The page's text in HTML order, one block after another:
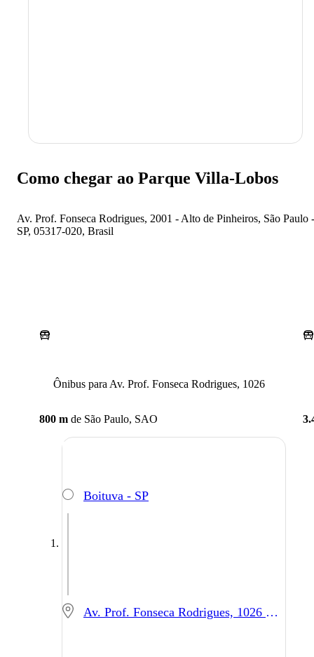
Como chegar ao Parque Villa-Lobos
Av. Prof. Fonseca Rodrigues, 2001 - Alto de Pinheiros, São Paulo -
SP, 05317-020, Brasil
Ônibus para Av. Prof. Fonseca Rodrigues, 1026
800 m de São Paulo, SAO
Boituva - SP
Av. Prof. Fonseca Rodrigues, 1026 - São Paulo - SP